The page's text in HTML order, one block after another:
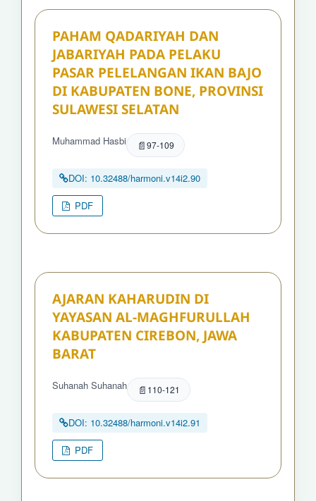
PAHAM QADARIYAH DAN
JABARIYAH PADA PELAKU
PASAR PELELANGAN IKAN BAJO
DI KABUPATEN BONE, PROVINSI
SULAWESI SELATAN
Muhammad Hasbi 97-109
DOI: 10.32488/harmoni.v14i2.90
PDF
AJARAN KAHARUDIN DI
YAYASAN AL-MAGHFURULLAH
KABUPATEN CIREBON, JAWA
BARAT
Suhanah Suhanah 110-121
DOI: 10.32488/harmoni.v14i2.91
PDF